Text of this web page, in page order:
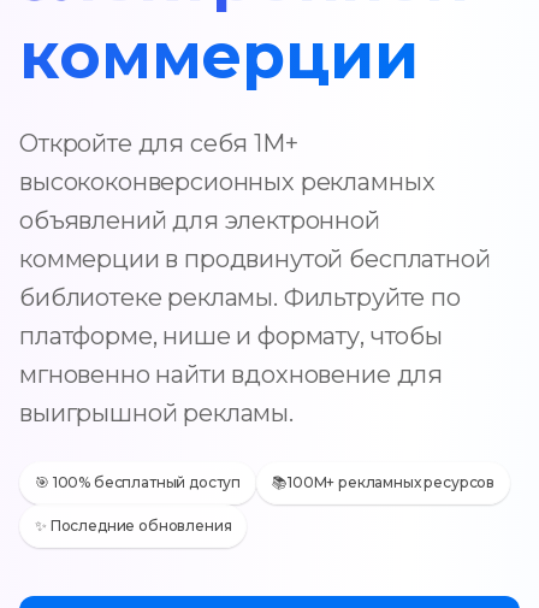
коммерции
Откройте для себя 1M+
высококонверсионных рекламных
объявлений для электронной
коммерции в продвинутой бесплатной
библиотеке рекламы. Фильтруйте по
платформе, нише и формату, чтобы
мгновенно найти вдохновение для
выигрышной рекламы.
🎯 100% бесплатный доступ 📚100M+ рекламных ресурсов
✨ Последние обновления